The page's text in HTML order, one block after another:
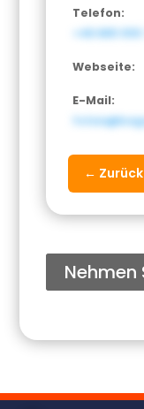
Telefon:
+48 885 555
Webseite:
E-Mail:
←
Nehmen